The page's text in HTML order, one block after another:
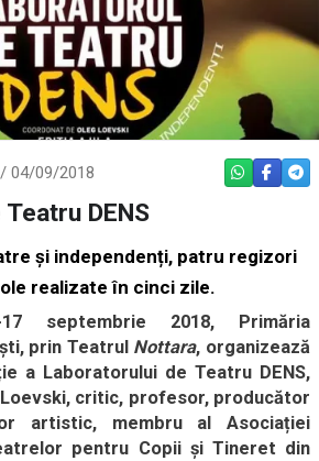
04/09/2018 WHATSAPP
DENS
și independenți, patru regizori
realizate în cinci zile.
septembrie 2018, Primăria
prin Teatrul Nottara, organizează
a Laboratorului de Teatru DENS,
, critic, profesor, producător
artistic, membru al Asociației
pentru Copii și Tineret din